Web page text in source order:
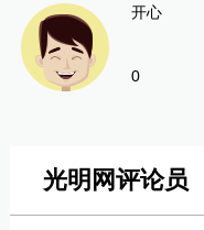
开心
0
光明网评论员